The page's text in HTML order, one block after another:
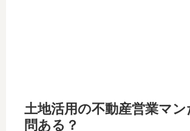
土地活用の不動産営業マ
問ある？